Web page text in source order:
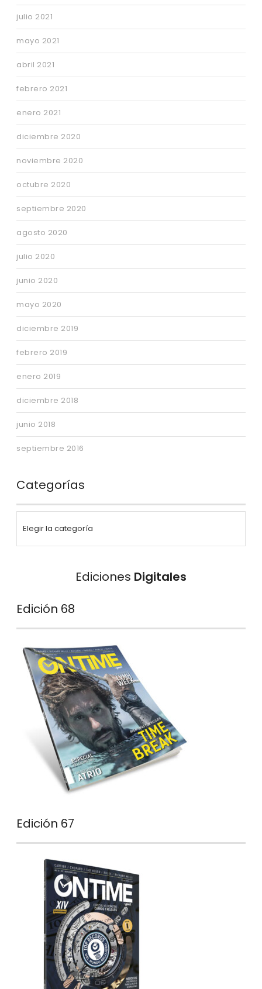
julio 2021
mayo 2021
abril 2021
febrero 2021
enero 2021
diciembre 2020
noviembre 2020
octubre 2020
septiembre 2020
agosto 2020
julio 2020
junio 2020
mayo 2020
diciembre 2019
febrero 2019
enero 2019
diciembre 2018
junio 2018
septiembre 2016
Categorías
Ediciones Digitales
Edición 68
Edición 67